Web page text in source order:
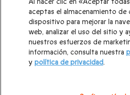
¿Dónde disfrutar de un Halloween
¿Qué escapadas románticas planear
¿Qué regalar por Navidad a mi marido?
¿Qué regalar por San Valentín a mi
aceptas el almacenamiento de
dispositivo para mejorar la
web, analizar el uso del sitio y
nuestros esfuerzos de
información, consulta nuestra
y política de privacidad.